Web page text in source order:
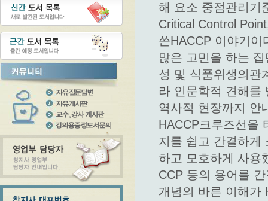
해 요소 중점관리기
Critical Control
쓴HACCP 이야기
많은 고민을 하는
성 및 식품위생의관
라 인문학적 견해를
역사적 현장까지 안
HACCP크루즈선을
지를 쉽고 간결하게
하고 모호하게 사용
CCP 등의 용어를
개념의 바른 이해가